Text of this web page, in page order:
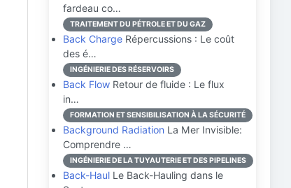
fardeau co…
TRAITEMENT DU PÉTROLE ET DU GAZ
Back Charge Répercussions : Le coût
des é…
INGÉNIERIE DES RÉSERVOIRS
Back Flow Retour de fluide : Le flux
in…
FORMATION ET SENSIBILISATION À LA SÉCURITÉ
Background Radiation La Mer Invisible:
Comprendre …
INGÉNIERIE DE LA TUYAUTERIE ET DES PIPELINES
Back-Haul Le Back-Hauling dans le